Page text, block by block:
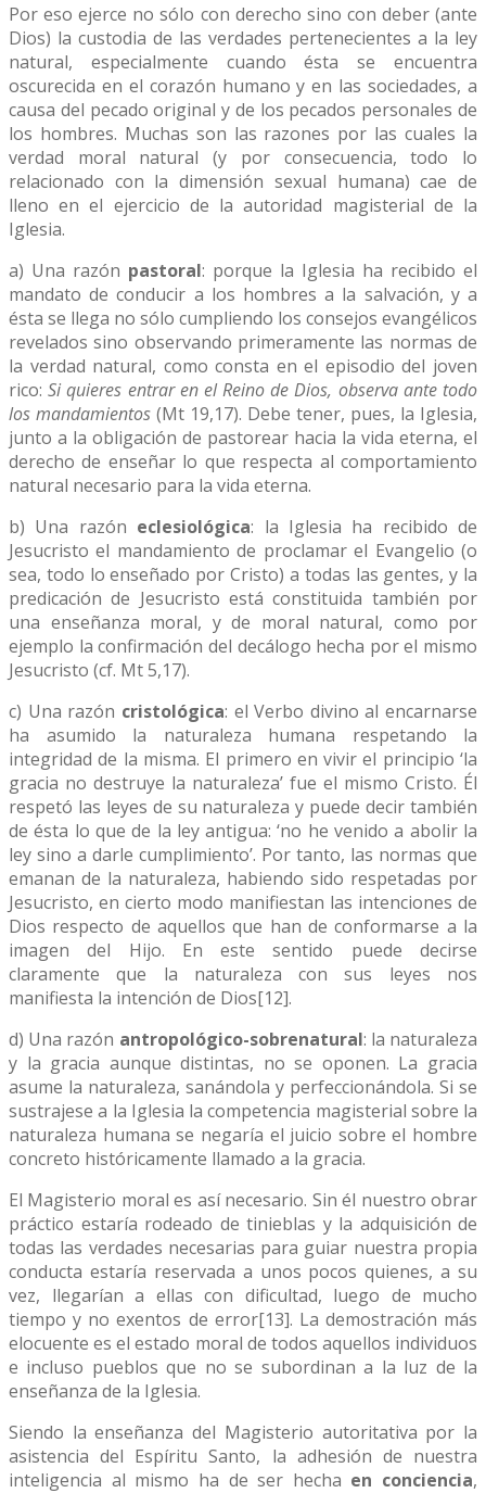
Por eso ejerce no sólo con derecho sino con deber (ante
Dios) la custodia de las verdades pertenecientes a la ley
natural, especialmente cuando ésta se encuentra
oscurecida en el corazón humano y en las sociedades, a
causa del pecado original y de los pecados personales de
los hombres. Muchas son las razones por las cuales la
verdad moral natural (y por consecuencia, todo lo
relacionado con la dimensión sexual humana) cae de
lleno en el ejercicio de la autoridad magisterial de la
Iglesia.
a) Una razón pastoral: porque la Iglesia ha recibido el
mandato de conducir a los hombres a la salvación, y a
ésta se llega no sólo cumpliendo los consejos evangélicos
revelados sino observando primeramente las normas de
la verdad natural, como consta en el episodio del joven
rico:Si quieres entrar en el Reino de Dios, observa ante todo
los mandamientos (Mt 19,17). Debe tener, pues, la Iglesia,
junto a la obligación de pastorear hacia la vida eterna, el
derecho de enseñar lo que respecta al comportamiento
natural necesario para la vida eterna.
b) Una razón eclesiológica: la Iglesia ha recibido de
Jesucristo el mandamiento de proclamar el Evangelio (o
sea, todo lo enseñado por Cristo) a todas las gentes, y la
predicación de Jesucristo está constituida también por
una enseñanza moral, y de moral natural, como por
ejemplo la con­firmación del decálogo hecha por el mismo
Jesucristo (cf. Mt 5,17).
c) Una razón cristológica: el Verbo divino al encarnarse
ha asumido la naturaleza humana respetando la
integridad de la misma. El primero en vivir el principio ‘la
gracia no destruye la naturaleza’ fue el mismo Cristo. Él
respetó las leyes de su naturaleza y puede decir también
de ésta lo que de la ley antigua: ‘no he venido a abolir la
ley sino a darle cumplimiento’. Por tanto, las normas que
emanan de la naturaleza, habiendo sido respetadas por
Jesucristo, en cierto modo manifiestan las intenciones de
Dios respecto de aquellos que han de conformarse a la
imagen del Hijo. En este sentido puede decirse
claramente que la naturaleza con sus leyes nos
manifiesta la intención de Dios[12].
d) Una razón antropológico-sobrenatural: la naturaleza
y la gracia aunque distintas, no se oponen. La gracia
asume la naturaleza, sanándola y perfeccionándola. Si se
sustra­jese a la Iglesia la competencia magisterial sobre la
natura­leza humana se negaría el juicio sobre el hombre
concreto históricamente llamado a la gracia.
El Magisterio moral es así necesario. Sin él nuestro obrar
práctico estaría rodeado de tinieblas y la adquisi­ción de
todas las verdades necesarias para guiar nuestra propia
conducta estaría reservada a unos pocos quienes, a su
vez, llegarían a ellas con dificultad, luego de mucho
tiempo y no exentos de error[13]. La demostración más
elocuente es el estado moral de todos aquellos individuos
e incluso pueblos que no se subordinan a la luz de la
enseñanza de la Iglesia.
Siendo la enseñanza del Magisterio autoritativa por la
asistencia del Espíritu Santo, la adhesión de nuestra
inteligencia al mismo ha de ser hecha en conciencia,